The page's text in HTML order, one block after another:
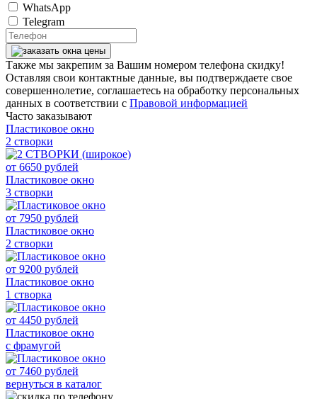
WhatsApp
Telegram
Также мы закрепим за Вашим номером телефона скидку!
Оставляя свои контактные данные, вы подтверждаете свое
совершеннолетие, соглашаетесь на обработку персональных
данных в соответствии с Правовой информацией
Часто заказывают
Пластиковое окно
2 створки
от 6650 рублей
Пластиковое окно
3 створки
от 7950 рублей
Пластиковое окно
2 створки
от 9200 рублей
Пластиковое окно
1 створка
от 4450 рублей
Пластиковое окно
с фрамугой
от 7460 рублей
вернуться в каталог